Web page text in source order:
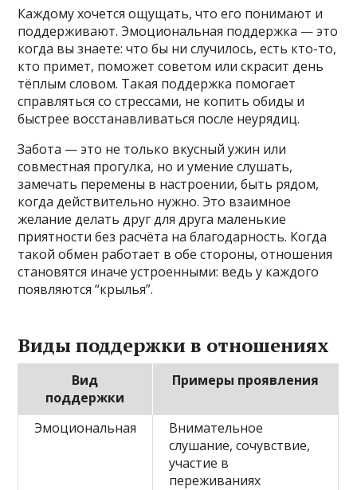
Каждому хочется ощущать, что его понимают и
поддерживают. Эмоциональная поддержка — это
когда вы знаете: что бы ни случилось, есть кто-то,
кто примет, поможет советом или скрасит день
тёплым словом. Такая поддержка помогает
справляться со стрессами, не копить обиды и
быстрее восстанавливаться после неурядиц.
Забота — это не только вкусный ужин или
совместная прогулка, но и умение слушать,
замечать перемены в настроении, быть рядом,
когда действительно нужно. Это взаимное
желание делать друг для друга маленькие
приятности без расчёта на благодарность. Когда
такой обмен работает в обе стороны, отношения
становятся иначе устроенными: ведь у каждого
появляются “крылья”.
Виды поддержки в отношениях
Вид
поддержки
Примеры проявления
Эмоциональная
Внимательное
слушание, сочувствие,
участие в
переживаниях